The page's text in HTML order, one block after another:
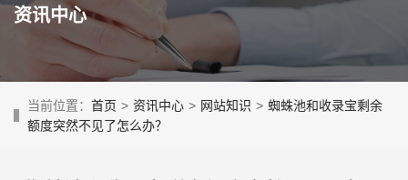
资讯中心
当前位置： 首页 > 资讯中心 > 网站知识 > 蜘蛛池和收录宝剩余
额度突然不见了怎么办？